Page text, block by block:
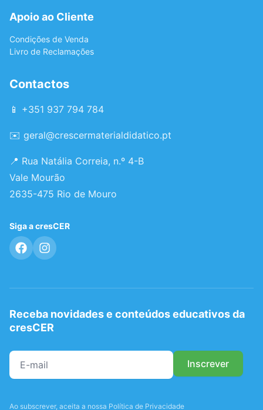
Apoio ao Cliente
Condições de Venda
Livro de Reclamações
Contactos
📱 +351 937 794 784
✉️ geral@crescermaterialdidatico.pt
📍 Rua Natália Correia, n.º 4-B
Vale Mourão
2635-475 Rio de Mouro
Siga a cresCER
Receba novidades e conteúdos educativos da
cresCER
Ao subscrever, aceita a nossa Política de Privacidade